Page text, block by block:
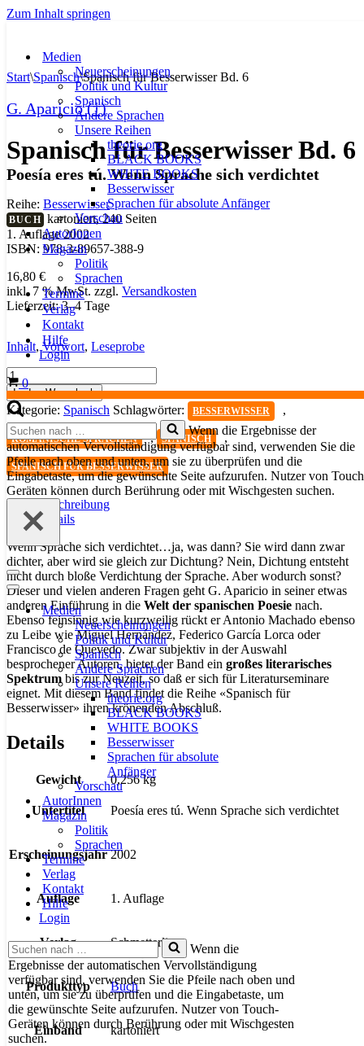
Zum Inhalt springen
Medien
Neuerscheinungen
Politik und Kultur
Spanisch
Andere Sprachen
Unsere Reihen
theorie.org
BLACK BOOKS
WHITE BOOKS
Besserwisser
Sprachen für absolute Anfänger
Vorschau
AutorInnen
Magazin
Politik
Sprachen
Termine
Verlag
Kontakt
Hilfe
Login
Warenkorb
0
Suchen
nach …
Wenn die Ergebnisse der
automatischen Vervollständigung verfügbar sind, verwenden Sie die
Pfeile nach oben und unten, um sie zu überprüfen und die
Eingabetaste, um die gewünschte Seite aufzurufen. Nutzer von
Geräten können durch Berührung oder mit Wischgesten suchen.
Navigationsmenü
Navigationsmenü
Medien
Neuerscheinungen
Politik und Kultur
Spanisch
Andere Sprachen
Unsere Reihen
theorie.org
BLACK BOOKS
WHITE BOOKS
Besserwisser
Sprachen für absolute
Anfänger
Vorschau
AutorInnen
Magazin
Politik
Sprachen
Termine
Verlag
Kontakt
Hilfe
Login
Suchen
nach …
Wenn die
Ergebnisse der automatischen Vervollständigung
verfügbar sind, verwenden Sie die Pfeile nach oben und
unten, um sie zu überprüfen und die Eingabetaste, um
die gewünschte Seite aufzurufen. Nutzer von Touch-
Geräten können durch Berührung oder mit Wischgesten
suchen.
Start\Spanisch\Spanisch für Besserwisser Bd. 6
G. Aparicio (†)
Spanisch für Besserwisser Bd. 6
Poesía eres tú. Wenn Sprache sich verdichtet
Reihe: Besserwisser
BUCH kartoniert, 240 Seiten
1. Auflage 2002
ISBN: 978-3-89657-388-9
16,80 €
inkl. 7 % MwSt. zzgl. Versandkosten
Lieferzeit:3–4 Tage
Inhalt,Vorwort, Leseprobe
Spanisch
für
Besserwisser
Bd.
6
Menge
In den Warenkorb
Kategorie: Spanisch Schlagwörter: BESSERWISSER ,
ROMANISCHE SPRACHEN , SPANISCH ,
SPANISCH FÜR BESSERWISSER
Beschreibung
Details
Wenn Sprache sich verdichtet…ja, was dann? Sie wird dann zwar
dichter, aber wird sie gleich zur Dichtung? Nein, Dichtung entsteht
nicht durch bloße Verdichtung der Sprache. Aber wodurch sonst?
Dieser und vielen anderen Fragen geht G. Aparicio in seiner etwas
anderen Einführung in die Welt der spanischen Poesie nach.
Ebenso feinsinnig wie kurzweilig rückt er Antonio Machado ebenso
zu Leibe wie Miguel Hernández, Federico García Lorca oder
Francisco de Quevedo. Zwar subjektiv in der Auswahl
besprochener Autoren, bietet der Band ein großes literarisches
Spektrumbis zur Neuzeit, so daß er sich für Literaturseminare
eignet. Mit diesem Band findet die Reihe «Spanisch für
Besserwisser» ihren krönenden Abschluß.
Details
Gewicht 0,256 kg
Untertitel Poesía eres tú. Wenn Sprache sich verdichtet
Erscheinungsjahr 2002
Auflage 1. Auflage
Verlag Schmetterling
Produkttyp Buch
Einband kartoniert